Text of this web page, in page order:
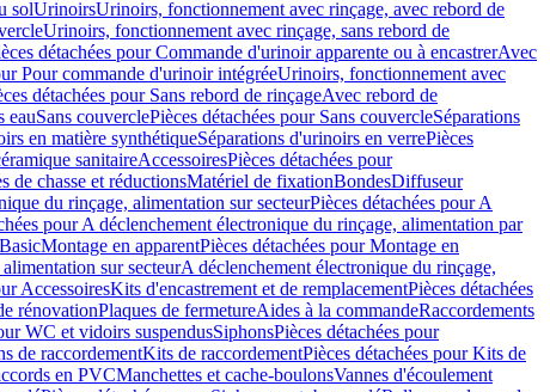
solUrinoirsUrinoirs, fonctionnement avec rinçage, avec rebord de
Urinoirs, fonctionnement avec rinçage, sans rebord de
détachées pour Commande d'urinoir apparente ou à encastrerAvec
Pour commande d'urinoir intégréeUrinoirs, fonctionnement avec
détachées pour Sans rebord de rinçageAvec rebord de
eauSans couverclePièces détachées pour Sans couvercleSéparations
en matière synthétiqueSéparations d'urinoirs en verrePièces
sanitaireAccessoiresPièces détachées pour
de chasse et réductionsMatériel de fixationBondesDiffuseur
du rinçage, alimentation sur secteurPièces détachées pour A
pour A déclenchement électronique du rinçage, alimentation par
Montage en apparentPièces détachées pour Montage en
sur secteurA déclenchement électronique du rinçage,
AccessoiresKits d'encastrement et de remplacementPièces détachées
rénovationPlaques de fermetureAides à la commandeRaccordements
WC et vidoirs suspendusSiphonsPièces détachées pour
de raccordementKits de raccordementPièces détachées pour Kits de
en PVCManchettes et cache-boulonsVannes d'écoulement